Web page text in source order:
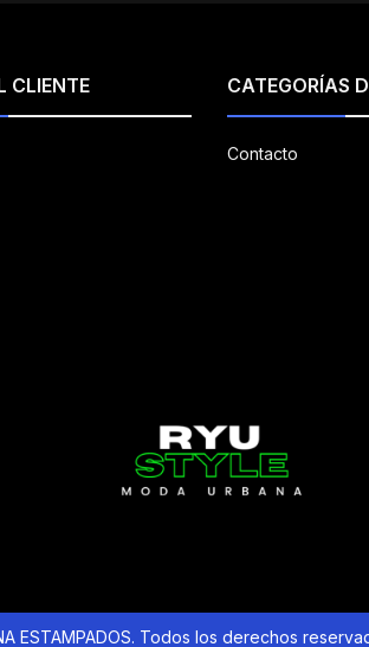
CLIENTE CATEGORÍAS
Contacto
ESTAMPADOS. Todos los derechos